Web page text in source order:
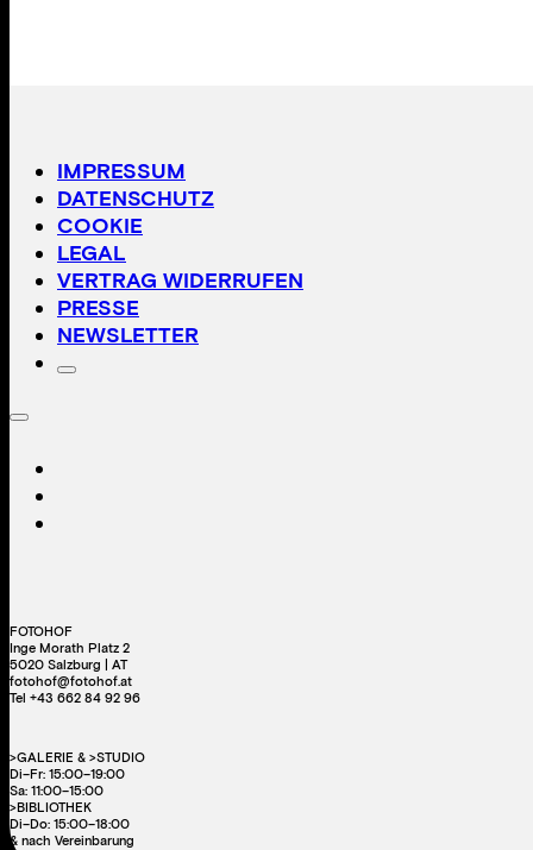
IMPRESSUM
DATENSCHUTZ
COOKIE
LEGAL
VERTRAG WIDERRUFEN
PRESSE
NEWSLETTER
FOTOHOF
Inge Morath Platz 2
5020 Salzburg | AT
fotohof@fotohof.at
Tel +43 662 84 92 96
>GALERIE & >STUDIO
Di–Fr: 15:00–19:00
Sa: 11:00–15:00
>BIBLIOTHEK
Di–Do: 15:00–18:00
& nach Vereinbarung